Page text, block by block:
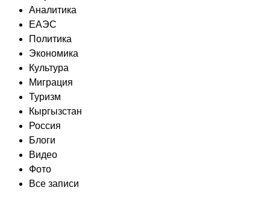
Аналитика
ЕАЭС
Политика
Экономика
Культура
Миграция
Туризм
Кыргызстан
Россия
Блоги
Видео
Фото
Все записи